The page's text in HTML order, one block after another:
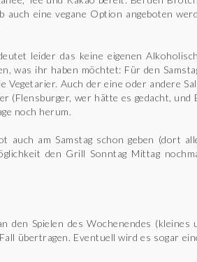
eine vegane Option angeboten
leider das keine eigenen
was ihr haben möchtet: Für den
Auch der eine oder andere
(Flensburger, wer hätte es gedacht, und
noch herum.
am Samstag schon geben (dort
den Grill Sonntag Mittag
den Spielen des Wochenendes
übertragen. Eventuell wird es sogar